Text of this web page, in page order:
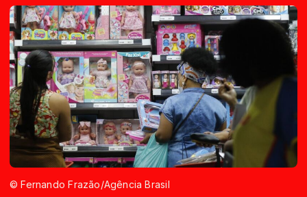
© Fernando Frazão/Agência Brasil